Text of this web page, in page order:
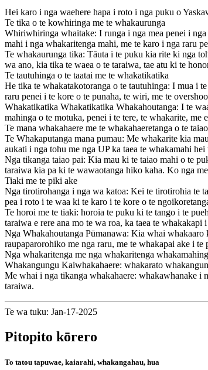
Hei karo i nga waehere hapa i roto i nga puku o
Te tika o te kowhiringa me te whakaurunga
Whiriwhiringa whaitake: I runga i nga mea penei i
mahi i nga whakaritenga mahi, me te karo i nga raru
Te whakaurunga tika: Tāuta i te puku kia rite ki nga
wa ano, kia tika te waea o te taraiwa, tae atu ki te
Te tautuhinga o te taatai ​​me te whakatikatika
He tika te whakatakotoranga o te tautuhinga: I mua i
raru penei i te kore o te punaha, te wiri, me te
Whakatikatika Whakatikatika Whakahoutanga: I te
mahinga o te motuka, penei i te tere, te whakarite, me
Te mana whakahaere me te whakahaeretanga o te taiao
Te Whakaputanga mana pumau: Me whakarite kia
aukati i nga tohu me nga UP ka taea te whakamahi
Nga tikanga taiao pai: Kia mau ki te taiao mahi o te
taraiwa kia pa ki te wawaotanga hiko kaha. Ko nga
Tiaki me te piki ake
Nga tirotirohanga i nga wa katoa: Kei te tirotirohia te
pea i roto i te waa ki te karo i te kore o te
Te horoi me te tiaki: horoia te puku ki te tango i te
taraiwa e rere ana mo te wa roa, ka taea te
Nga Whakahoutanga Pūmanawa: Kia whai
raupaparorohiko me nga raru, me te whakapai ake i te
Nga whakaritenga me nga whakaritenga
Whakangungu Kaiwhakahaere: whakarato
Me whai i nga tikanga whakahaere: whakawhanake i
taraiwa.
Te wa tuku: Jan-17-2025
Pitopito kōrero
To tatou tapuwae, kaiarahi, whakangahau, hua